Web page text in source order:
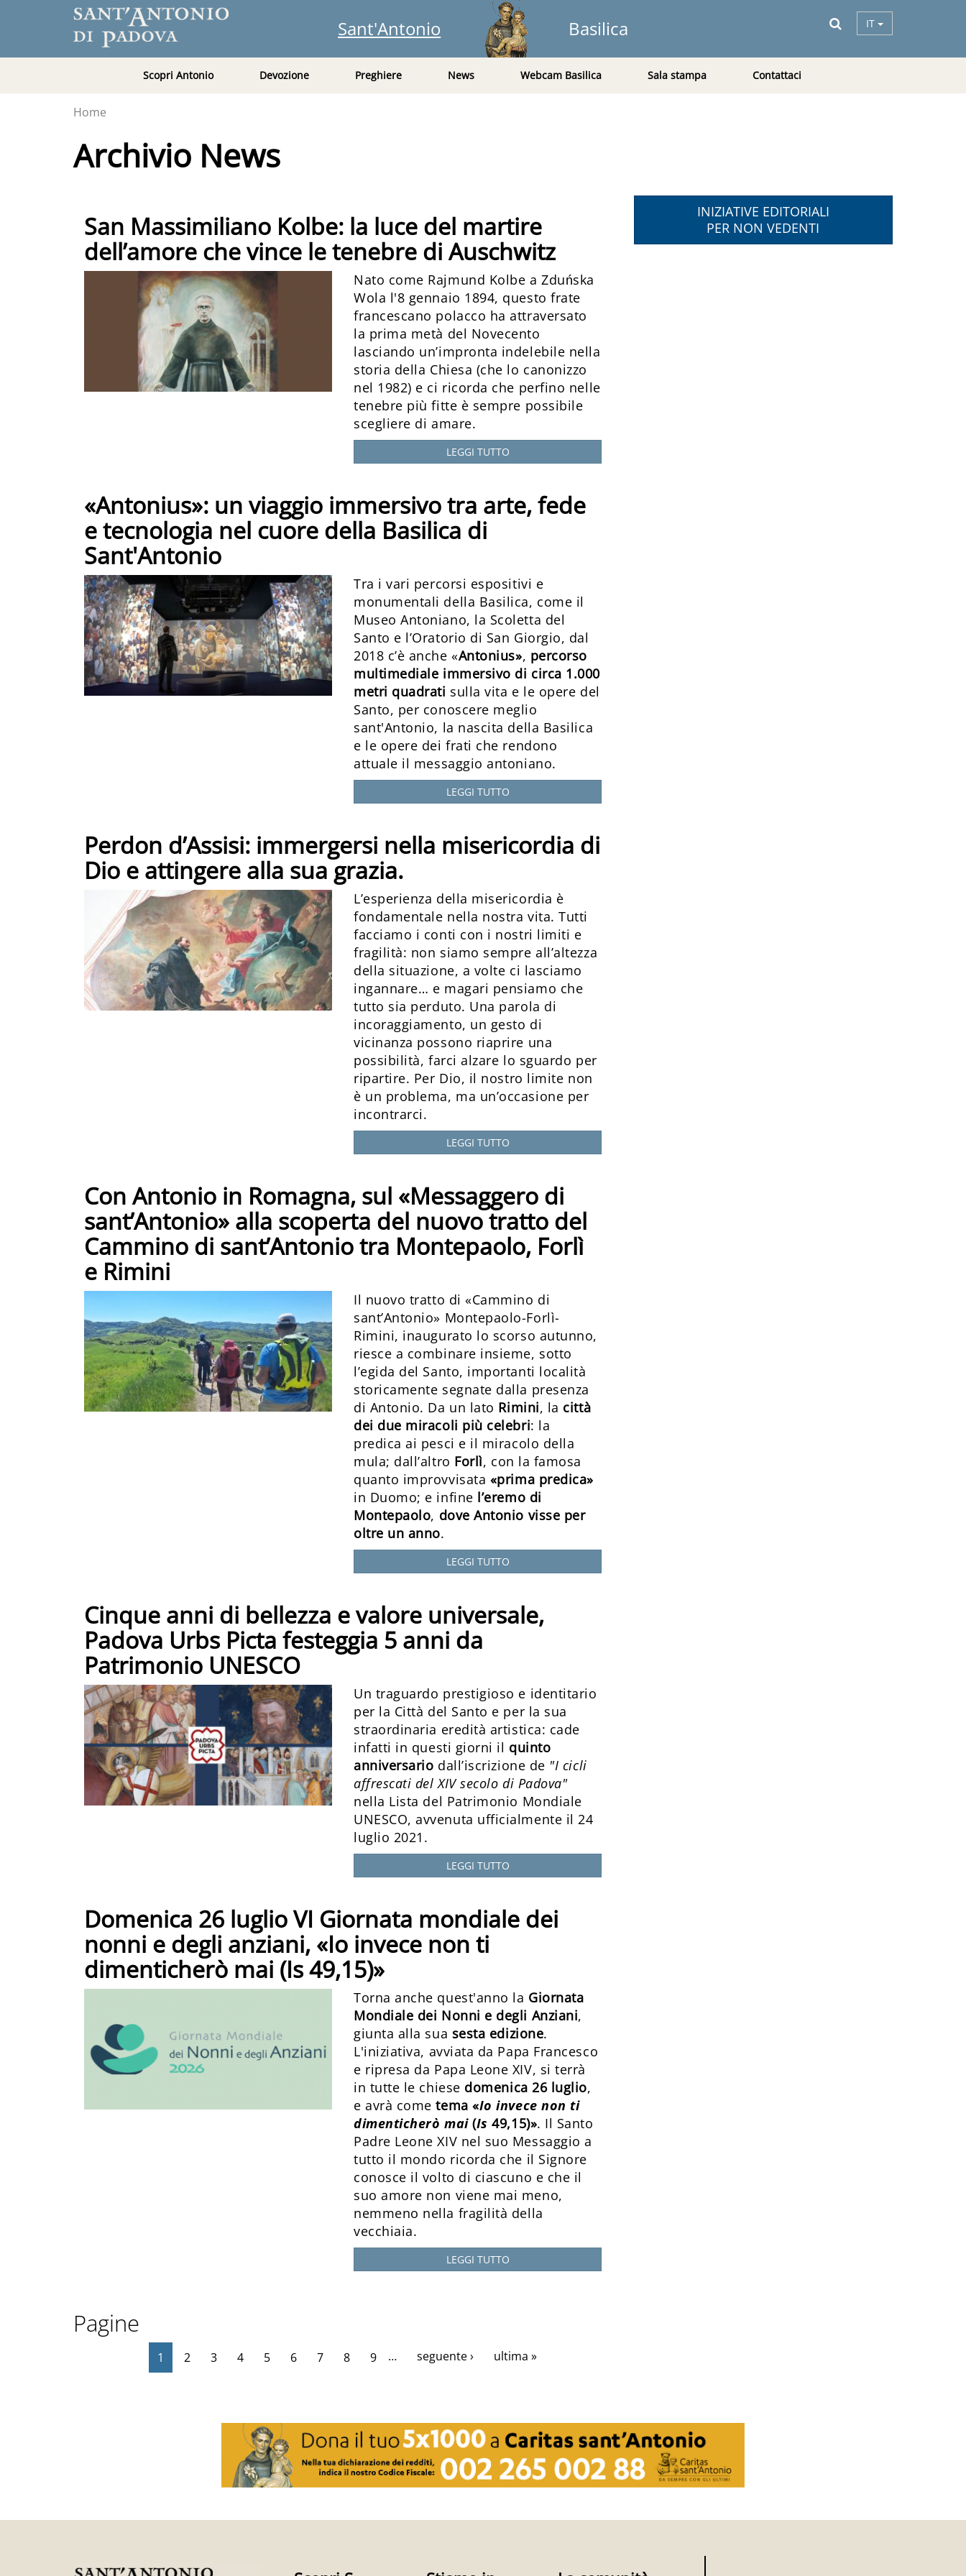
Sant'Antonio Basilica IT
Scopri Antonio Devozione Preghiere News Webcam Basilica Sala stampa Contattaci
Home
Archivio News
San Massimiliano Kolbe: la luce del martire
dell’amore che vince le tenebre di Auschwitz
Nato come Rajmund Kolbe a Zduńska
Wola l'8 gennaio 1894, questo frate
francescano polacco ha attraversato
la prima metà del Novecento
lasciando un’impronta indelebile nella
storia della Chiesa (che lo canonizzo
nel 1982) e ci ricorda che perfino nelle
tenebre più fitte è sempre possibile
scegliere di amare.
LEGGI TUTTO
«Antonius»: un viaggio immersivo tra arte, fede
e tecnologia nel cuore della Basilica di
Sant'Antonio
Tra i vari percorsi espositivi e
monumentali della Basilica, come il
Museo Antoniano, la Scoletta del
Santo e l’Oratorio di San Giorgio, dal
2018 c’è anche «Antonius», percorso
multimediale immersivo di circa 1.000
metri quadrati sulla vita e le opere del
Santo, per conoscere meglio
sant'Antonio, la nascita della Basilica
e le opere dei frati che rendono
attuale il messaggio antoniano.
LEGGI TUTTO
Perdon d’Assisi: immergersi nella misericordia di
Dio e attingere alla sua grazia.
L’esperienza della misericordia è
fondamentale nella nostra vita. Tutti
facciamo i conti con i nostri limiti e
fragilità: non siamo sempre all’altezza
della situazione, a volte ci lasciamo
ingannare… e magari pensiamo che
tutto sia perduto. Una parola di
incoraggiamento, un gesto di
vicinanza possono riaprire una
possibilità, farci alzare lo sguardo per
ripartire. Per Dio, il nostro limite non
è un problema, ma un’occasione per
incontrarci.
LEGGI TUTTO
Con Antonio in Romagna, sul «Messaggero di
sant’Antonio» alla scoperta del nuovo tratto del
Cammino di sant’Antonio tra Montepaolo, Forlì
e Rimini
Il nuovo tratto di «Cammino di
sant’Antonio» Montepaolo-Forlì-
Rimini, inaugurato lo scorso autunno,
riesce a combinare insieme, sotto
l’egida del Santo, importanti località
storicamente segnate dalla presenza
di Antonio. Da un lato Rimini, la città
dei due miracoli più celebri: la
predica ai pesci e il miracolo della
mula; dall’altro Forlì, con la famosa
quanto improvvisata «prima predica»
in Duomo; e infine l’eremo di
Montepaolo, dove Antonio visse per
oltre un anno.
LEGGI TUTTO
Cinque anni di bellezza e valore universale,
Padova Urbs Picta festeggia 5 anni da
Patrimonio UNESCO
Un traguardo prestigioso e identitario
per la Città del Santo e per la sua
straordinaria eredità artistica: cade
infatti in questi giorni il quinto
anniversario dall’iscrizione de "I cicli
affrescati del XIV secolo di Padova"
nella Lista del Patrimonio Mondiale
UNESCO, avvenuta ufficialmente il 24
luglio 2021.
LEGGI TUTTO
Domenica 26 luglio VI Giornata mondiale dei
nonni e degli anziani, «Io invece non ti
dimenticherò mai (Is 49,15)»
Torna anche quest'anno la Giornata
Mondiale dei Nonni e degli Anziani,
giunta alla sua sesta edizione.
L'iniziativa, avviata da Papa Francesco
e ripresa da Papa Leone XIV, si terrà
in tutte le chiese domenica 26 luglio,
e avrà cometema «Io invece non ti
dimenticherò mai(Is49,15)». Il Santo
Padre Leone XIV nel suo Messaggio a
tutto il mondo ricorda che il Signore
conosce il volto di ciascuno e che il
suo amore non viene mai meno,
nemmeno nella fragilità della
vecchiaia.
LEGGI TUTTO
Pagine
1 2 3 4 5 6 7 8 9 … seguente › ultima »
INIZIATIVE EDITORIALI
PER NON VEDENTI